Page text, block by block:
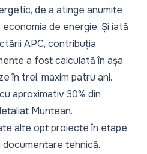
de a atinge anumite
de energie. Și iată
APC, contribuția
a fost calculată în așa
în trei, maxim patru ani.
aproximativ 30% din
Muntean.
alte opt proiecte în etape
tehnică.